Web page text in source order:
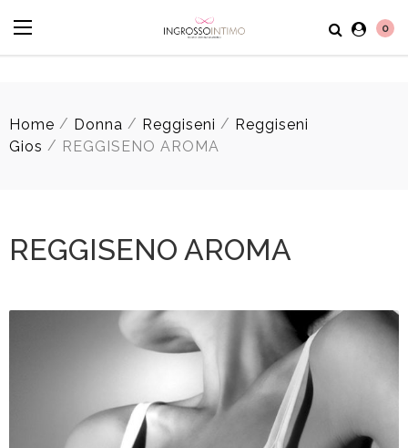
0
Home / Donna / Reggiseni / Reggiseni
Gios / REGGISENO AROMA
REGGISENO AROMA